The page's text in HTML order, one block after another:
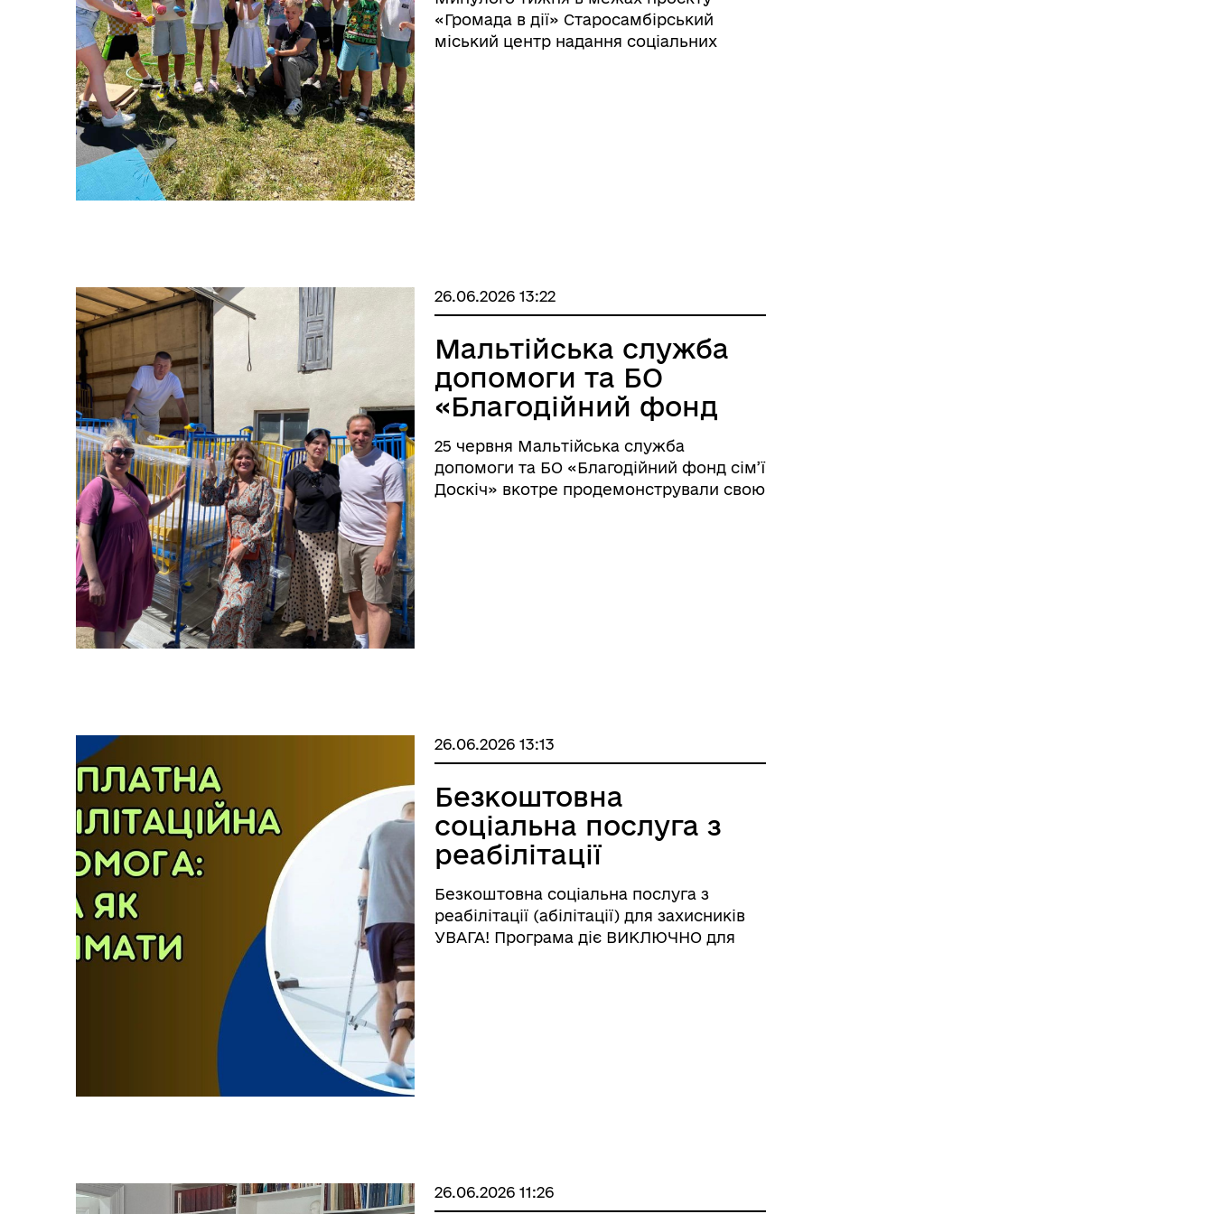
«Громада в дії» Старосамбірський
міський центр надання соціальних
26.06.2026 13:22
Мальтійська служба
допомоги та БО
«Благодійний фонд
сім’ї Доскіч»
підтримали дітей
Старосамбірської
25 червня Мальтійська служба
допомоги та БО «Благодійний фонд сім’ї
Доскіч» вкотре продемонстрували свою
26.06.2026 13:13
Безкоштовна
соціальна послуга з
реабілітації
(абілітації) для
захисників
Безкоштовна соціальна послуга з
реабілітації (абілітації) для захисників
УВАГА! Програма діє ВИКЛЮЧНО для
26.06.2026 11:26